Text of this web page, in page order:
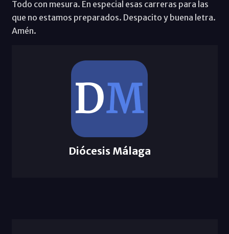
Todo con mesura. En especial esas carreras para las
que no estamos preparados. Despacito y buena letra.
Amén.
Diócesis Málaga